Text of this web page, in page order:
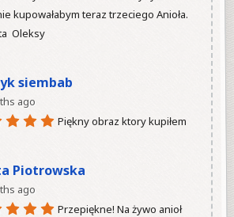
kupowałabym teraz trzeciego Anioła.
Oleksy
siembab
ago
Piękny obraz ktory kupiłem
Piotrowska
ago
Przepiękne! Na żywo anioł